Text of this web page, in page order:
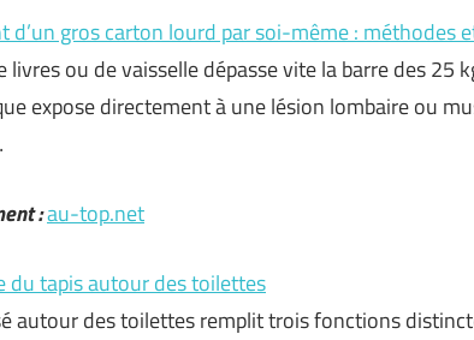
d’un gros carton lourd par soi-même : méthodes
livres ou de vaisselle dépasse vite la barre des 25
expose directement à une lésion lombaire ou
:au-top.net
du tapis autour des toilettes
autour des toilettes remplit trois fonctions